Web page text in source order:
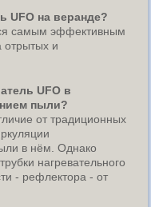
UFO на веранде?
самым эффективным
отрытых и
UFO в
пыли?
от традиционных
в нём. Однако
нагревательного
- рефлектора - от